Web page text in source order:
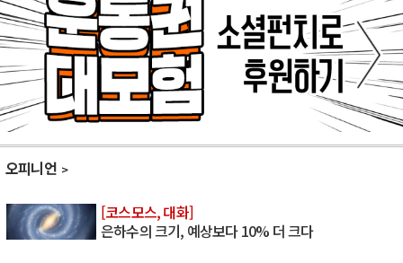
오피니언
[코스모스, 대화]
은하수의 크기, 예상보다 10% 더 크다